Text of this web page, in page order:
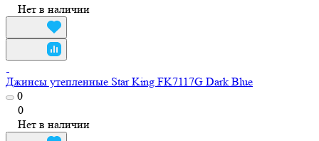
Нет в наличии
Джинсы утепленные Star King FK7117G Dark Blue
0
0
Нет в наличии